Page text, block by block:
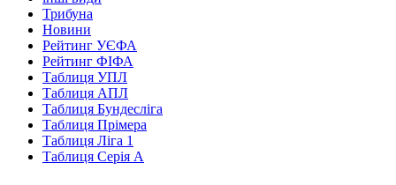
Трибуна
Новини
Рейтинг УЄФА
Рейтинг ФІФА
Таблиця УПЛ
Таблиця АПЛ
Таблиця Бундесліга
Таблиця Прімера
Таблиця Ліга 1
Таблиця Серія А